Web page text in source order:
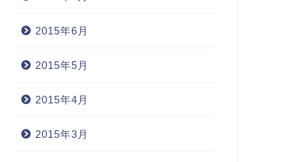
2015年6月
2015年5月
2015年4月
2015年3月